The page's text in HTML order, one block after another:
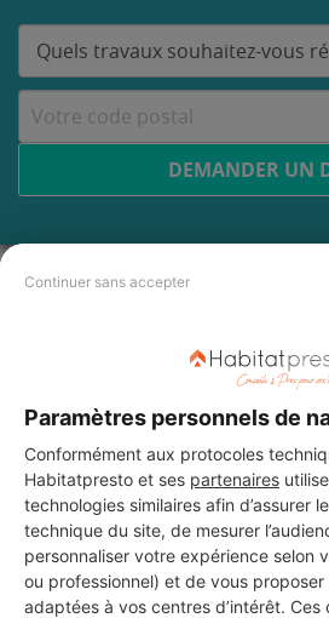
Continuer sans accepter
Paramètres personnels de
Conformément aux protocoles
Habitatpresto et ses partenaires
technologies similaires afin d’assurer
technique du site, de mesurer
personnaliser votre expérience selon
ou professionnel) et de vous
adaptées à vos centres d’intérêt. Ces
DEMANDER UN
Les 4 autres
vos travaux à
SARL AC2P LA
La Flèche
13 ans d'expérience
Voir sa fiche